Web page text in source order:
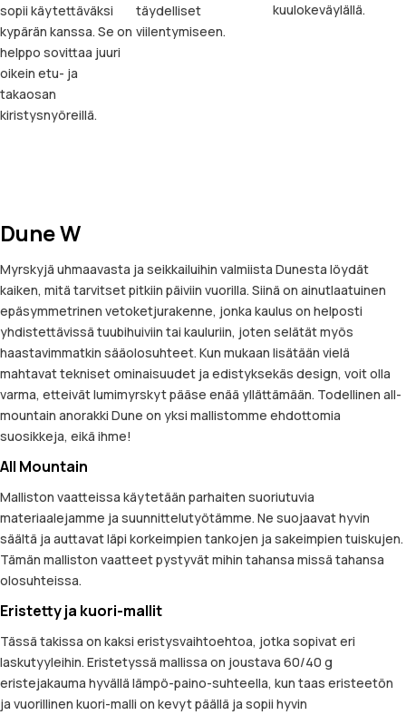
sopii käytettäväksi
kypärän kanssa. Se on
helppo sovittaa juuri
oikein etu- ja
takaosan
kiristysnyöreillä.
täydelliset
viilentymiseen.
kuulokeväylällä.
Dune W
Myrskyjä uhmaavasta ja seikkailuihin valmiista Dunesta löydät
kaiken, mitä tarvitset pitkiin päiviin vuorilla. Siinä on ainutlaatuinen
epäsymmetrinen vetoketjurakenne, jonka kaulus on helposti
yhdistettävissä tuubihuiviin tai kauluriin, joten selätät myös
haastavimmatkin sääolosuhteet. Kun mukaan lisätään vielä
mahtavat tekniset ominaisuudet ja edistyksekäs design, voit olla
varma, etteivät lumimyrskyt pääse enää yllättämään. Todellinen all-
mountain anorakki Dune on yksi mallistomme ehdottomia
suosikkeja, eikä ihme!
All Mountain
Malliston vaatteissa käytetään parhaiten suoriutuvia
materiaalejamme ja suunnittelutyötämme. Ne suojaavat hyvin
säältä ja auttavat läpi korkeimpien tankojen ja sakeimpien tuiskujen.
Tämän malliston vaatteet pystyvät mihin tahansa missä tahansa
olosuhteissa.
Eristetty ja kuori-mallit
Tässä takissa on kaksi eristysvaihtoehtoa, jotka sopivat eri
laskutyyleihin. Eristetyssä mallissa on joustava 60/40 g
eristejakauma hyvällä lämpö-paino-suhteella, kun taas eristeetön
ja vuorillinen kuori-malli on kevyt päällä ja sopii hyvin